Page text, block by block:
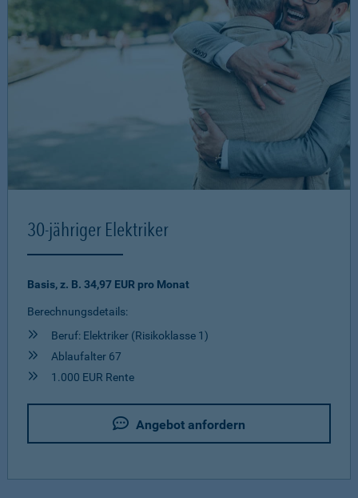
30-jähriger Elektriker
Basis, z. B. 34,97 EUR pro Monat
Berechnungsdetails:
Beruf: Elektriker (Risikoklasse 1)
Ablaufalter 67
1.000 EUR Rente
Angebot anfordern